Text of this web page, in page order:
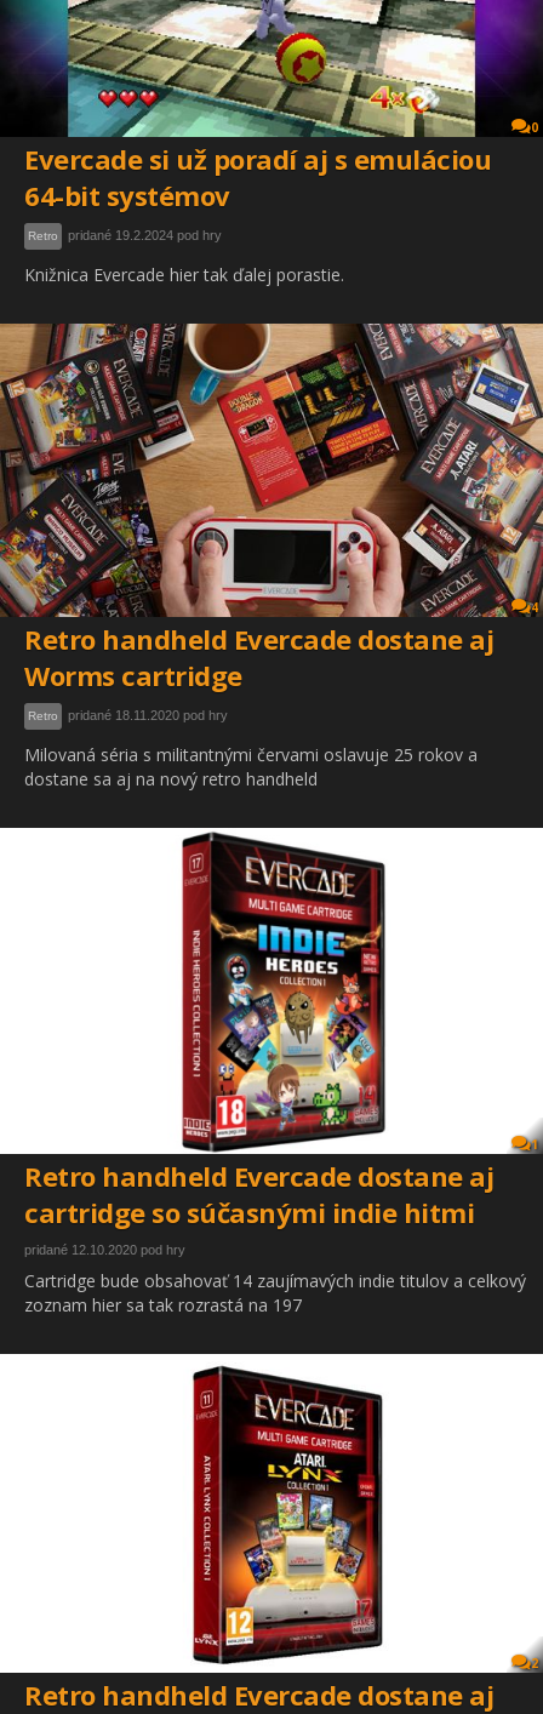
0
Evercade si už poradí aj s emuláciou
64-bit systémov
Retro pridané 19.2.2024 pod hry
Knižnica Evercade hier tak ďalej porastie.
4
Retro handheld Evercade dostane aj
Worms cartridge
Retro pridané 18.11.2020 pod hry
Milovaná séria s militantnými červami oslavuje 25 rokov a
dostane sa aj na nový retro handheld
1
Retro handheld Evercade dostane aj
cartridge so súčasnými indie hitmi
pridané 12.10.2020 pod hry
Cartridge bude obsahovať 14 zaujímavých indie titulov a celkový
zoznam hier sa tak rozrastá na 197
2
Retro handheld Evercade dostane aj